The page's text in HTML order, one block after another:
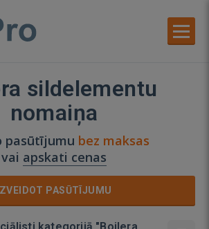
sildelementu
nomaiņa
pasūtījumu bez maksas
vai apskati cenas
IZVEIDOT PASŪTĪJUMU